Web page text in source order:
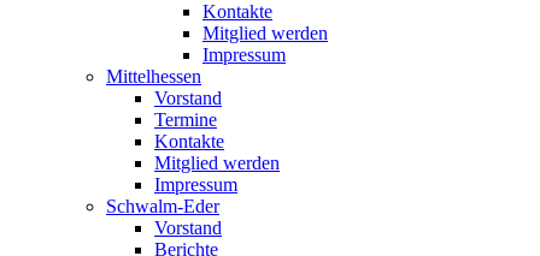
Kontakte
Mitglied werden
Impressum
Mittelhessen
Vorstand
Termine
Kontakte
Mitglied werden
Impressum
Schwalm-Eder
Vorstand
Berichte